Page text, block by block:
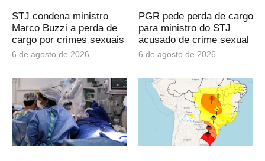
STJ condena ministro
Marco Buzzi a perda de
cargo por crimes sexuais
6 de agosto de 2026
PGR pede perda de cargo
para ministro do STJ
acusado de crime sexual
6 de agosto de 2026